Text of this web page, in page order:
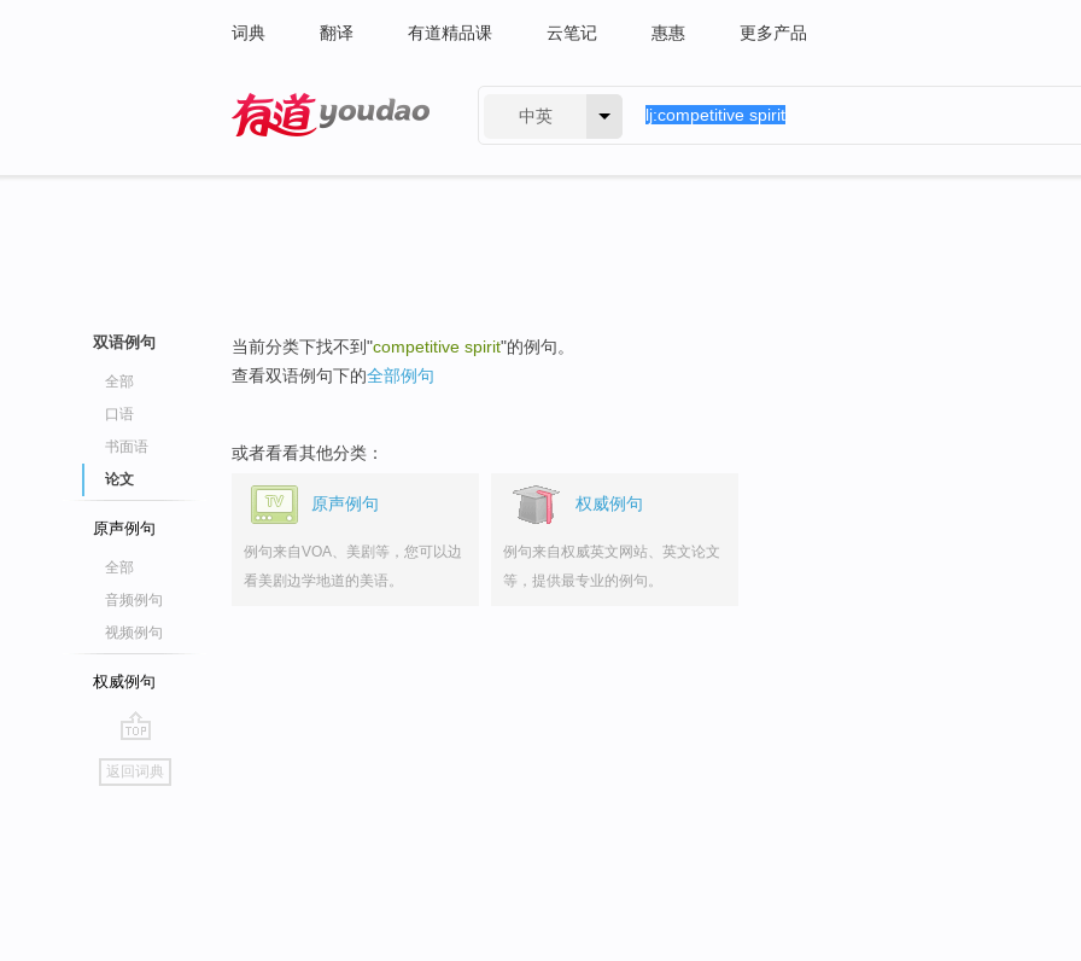
词典 翻译 有道精品课 云笔记 惠惠 更多产品
中英
双语例句
全部
口语
书面语
论文
原声例句
全部
音频例句
视频例句
权威例句
go
top
返回词典
当前分类下找不到"competitive spirit"的例句。
查看双语例句下的全部例句
或者看看其他分类：
原声例句
例句来自VOA、美剧等，您可以边
看美剧边学地道的美语。
权威例句
例句来自权威英文网站、英文论文
等，提供最专业的例句。